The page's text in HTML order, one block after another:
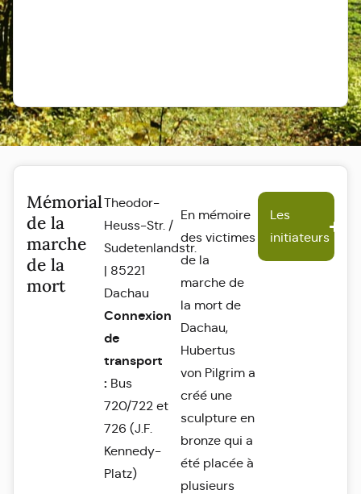
Mémorial
de la
marche
de la
mort
Theodor-
Heuss-Str. /
Sudetenlandstr.
| 85221
Dachau
Connexion
de
transport
: Bus
720/722 et
726 (J.F.
Kennedy-
Platz)
En mémoire
des victimes
de la
marche de
la mort de
Dachau,
Hubertus
von Pilgrim a
créé une
sculpture en
bronze qui a
été placée à
plusieurs
Les
initiateurs